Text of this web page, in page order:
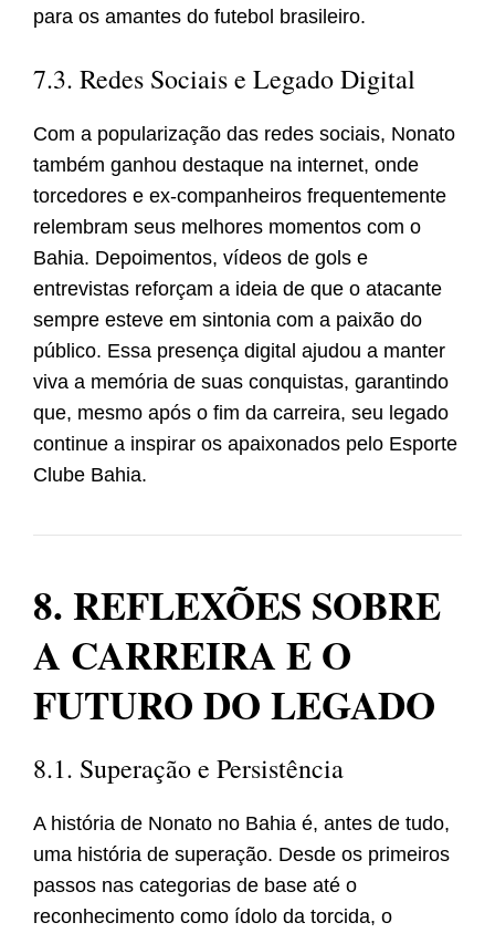
para os amantes do futebol brasileiro.
7.3. Redes Sociais e Legado Digital
Com a popularização das redes sociais, Nonato
também ganhou destaque na internet, onde
torcedores e ex-companheiros frequentemente
relembram seus melhores momentos com o
Bahia. Depoimentos, vídeos de gols e
entrevistas reforçam a ideia de que o atacante
sempre esteve em sintonia com a paixão do
público. Essa presença digital ajudou a manter
viva a memória de suas conquistas, garantindo
que, mesmo após o fim da carreira, seu legado
continue a inspirar os apaixonados pelo Esporte
Clube Bahia.
8. REFLEXÕES SOBRE
A CARREIRA E O
FUTURO DO LEGADO
8.1. Superação e Persistência
A história de Nonato no Bahia é, antes de tudo,
uma história de superação. Desde os primeiros
passos nas categorias de base até o
reconhecimento como ídolo da torcida, o